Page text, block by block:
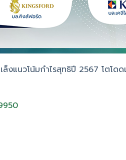
ล็งแนวโน้มกำไรสุทธิปี 2567 โต